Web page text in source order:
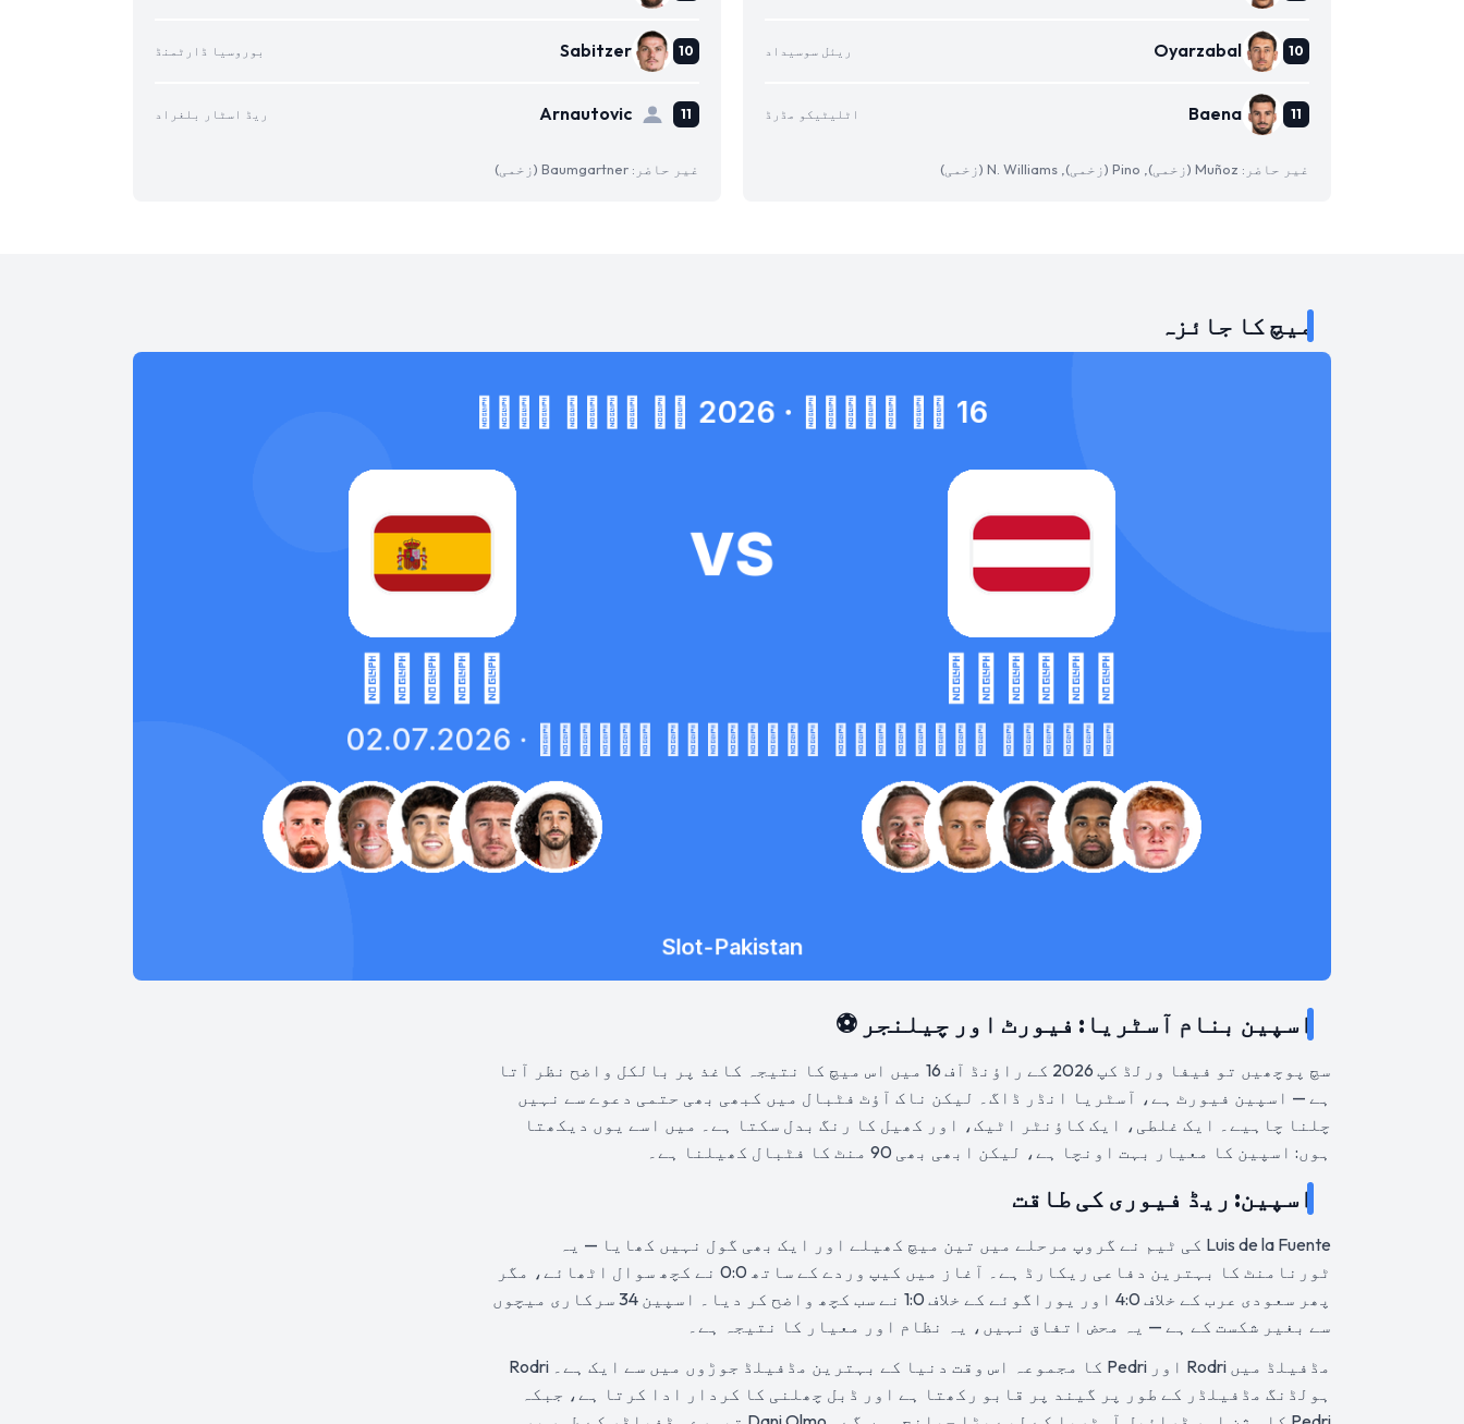
Oyarzabal ریئل سوسیداد
Baena اٹلیٹیکو مڈرڈ
غیر حاضر: Muñoz (زخمی), Pino (زخمی), N. Williams (زخمی)
Sabitzer بوروسیا ڈارٹمنڈ
Arnautovic ریڈ اسٹار بلغراد
غیر حاضر: Baumgartner (زخمی)
میچ کا جائزہ
اسپین بنام آسٹریا: فیورٹ اور چیلنجر ⚽
سچ پوچھیں تو فیفا ورلڈ کپ 2026 کے راؤنڈ آف 16 میں اس میچ کا نتیجہ کاغذ پر بالکل واضح نظر آتا
ہے — اسپین فیورٹ ہے، آسٹریا انڈر ڈاگ۔ لیکن ناک آؤٹ فٹبال میں کبھی بھی حتمی دعوے سے نہیں
چلنا چاہیے۔ ایک غلطی، ایک کاؤنٹر اٹیک، اور کھیل کا رنگ بدل سکتا ہے۔ میں اسے یوں دیکھتا
ہوں: اسپین کا معیار بہت اونچا ہے، لیکن ابھی بھی 90 منٹ کا فٹبال کھیلنا ہے۔
اسپین: ریڈ فیوری کی طاقت
Luis de la Fuente کی ٹیم نے گروپ مرحلے میں تین میچ کھیلے اور ایک بھی گول نہیں کھایا — یہ
ٹورنامنٹ کا بہترین دفاعی ریکارڈ ہے۔ آغاز میں کیپ وردے کے ساتھ 0:0 نے کچھ سوال اٹھائے، مگر
پھر سعودی عرب کے خلاف 4:0 اور یوراگوئے کے خلاف 1:0 نے سب کچھ واضح کر دیا۔ اسپین 34 سرکاری میچوں
سے بغیر شکست کے ہے — یہ محض اتفاق نہیں، یہ نظام اور معیار کا نتیجہ ہے۔
مڈفیلڈ میں Rodri اور Pedri کا مجموعہ اس وقت دنیا کے بہترین مڈفیلڈ جوڑوں میں سے ایک ہے۔ Rodri
ہولڈنگ مڈفیلڈر کے طور پر گیند پر قابو رکھتا ہے اور ڈبل چھلنی کا کردار ادا کرتا ہے، جبکہ